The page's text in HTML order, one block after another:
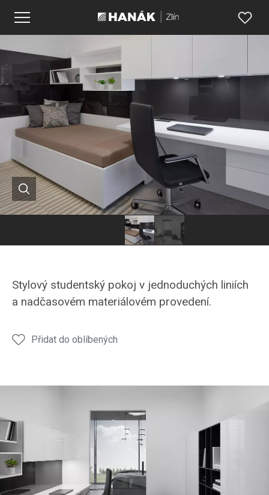
minimalistický
studentský
pokoj
minimalistický
studentský
pokoj
Stylový studentský pokoj v jednoduchých liniích
a nadčasovém materiálovém provedení.
Přidat do oblíbených